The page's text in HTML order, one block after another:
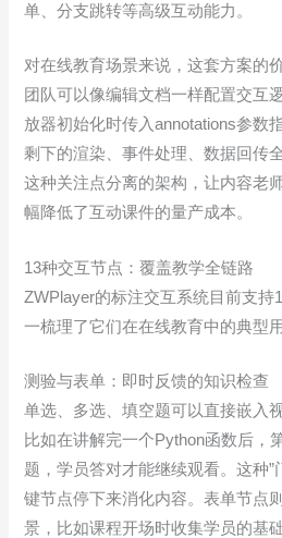
单、分支跳转等高级互动能力。
对在线教育场景来说，这套方案的
团队可以像编辑文档一样配置交互
放器初始化时传入annotations参数
剩下的渲染、事件处理、数据回传
这种关注点分离的架构，让内容老
幅降低了互动课件的量产成本。
13种交互节点：覆盖教学全链路
ZWPlayer的标注交互系统目前支持
一梳理了它们在在线教育中的典型
测验与表单：即时反馈的知识检查
单选、多选、填空题可以直接嵌入
比如在讲解完一个Python函数后，
题，学员答对才能继续观看。这种”
键节点停下来消化内容。表单节点
景，比如课程开场时收集学员的基